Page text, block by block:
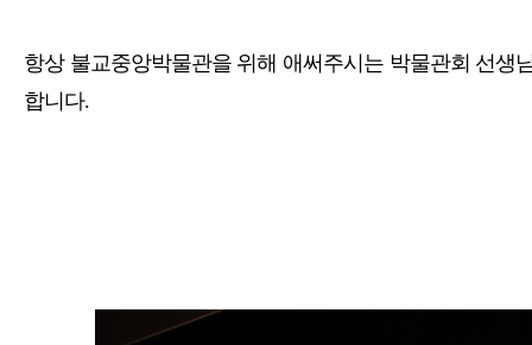
항상 불교중앙박물관을 위해 애써주시는 박물관회 선생
합니다.